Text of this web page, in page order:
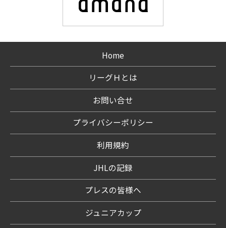
Home
リーグＨとは
お問い合せ
プライバシーポリシー
利用規約
JHLの記録
プレスの皆様へ
ジュニアカップ